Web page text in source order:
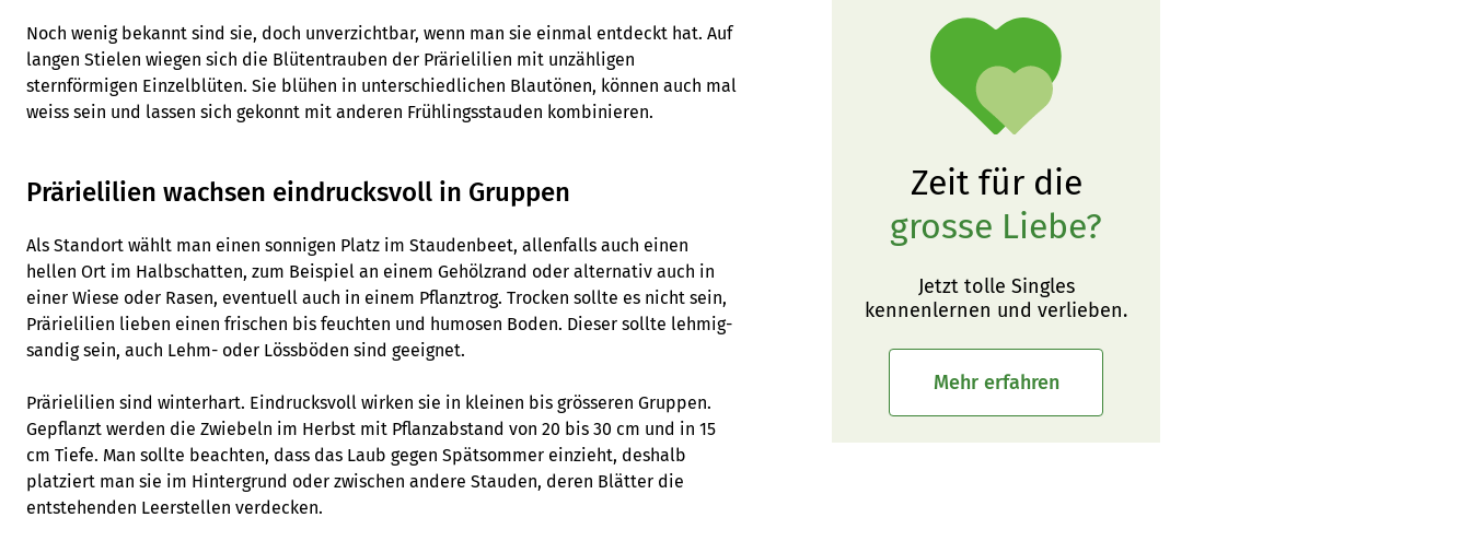
Noch wenig bekannt sind sie, doch unverzichtbar, wenn man sie einmal entdeckt hat. Auf
langen Stielen wiegen sich die Blütentrauben der Prärielilien mit unzähligen
sternförmigen Einzelblüten. Sie blühen in unterschiedlichen Blautönen, können auch mal
weiss sein und lassen sich gekonnt mit anderen Frühlingsstauden kombinieren.
Prärielilien wachsen eindrucksvoll in Gruppen
Als Standort wählt man einen sonnigen Platz im Staudenbeet, allenfalls auch einen
hellen Ort im Halbschatten, zum Beispiel an einem Gehölzrand oder alternativ auch in
einer Wiese oder Rasen, eventuell auch in einem Pflanztrog. Trocken sollte es nicht sein,
Prärielilien lieben einen frischen bis feuchten und humosen Boden. Dieser sollte lehmig-
sandig sein, auch Lehm- oder Lössböden sind geeignet.
Prärielilien sind winterhart. Eindrucksvoll wirken sie in kleinen bis grösseren Gruppen.
Gepflanzt werden die Zwiebeln im Herbst mit Pflanzabstand von 20 bis 30 cm und in 15
cm Tiefe. Man sollte beachten, dass das Laub gegen Spätsommer einzieht, deshalb
platziert man sie im Hintergrund oder zwischen andere Stauden, deren Blätter die
entstehenden Leerstellen verdecken.
Zeit für die
grosse Liebe?
Jetzt tolle Singles
kennenlernen und verlieben.
Mehr erfahren